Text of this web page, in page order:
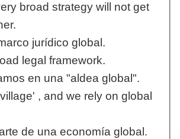
broad strategy will not get
jurídico global.
legal framework.
en una "aldea global".
, and we rely on global
de una economía global.